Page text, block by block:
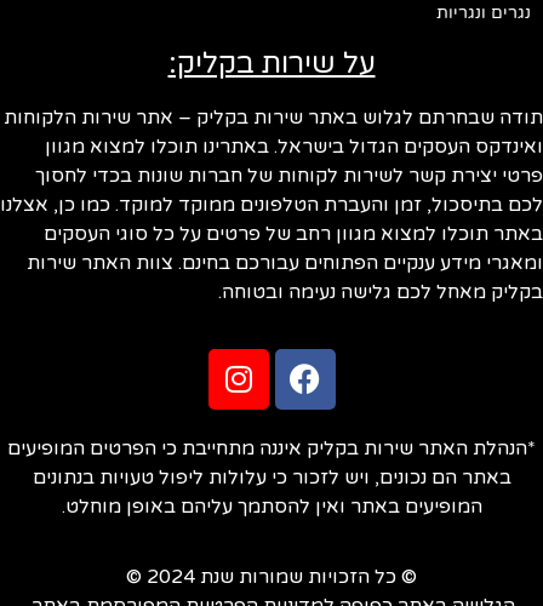
נגרים ונגריות
על שירות בקליק:
שבחרתם לגלוש באתר שירות בקליק – אתר שירות הלקוחות
העסקים הגדול בישראל. באתרינו תוכלו למצוא מגוון
יצירת קשר לשירות לקוחות של חברות שונות בכדי לחסוך
בתיסכול, זמן והעברת הטלפונים ממוקד למוקד. כמו כן, אצלנו
תוכלו למצוא מגוון רחב של פרטים על כל סוגי העסקים
מידע ענקיים הפתוחים עבורכם בחינם. צוות האתר שירות
מאחל לכם גלישה נעימה ובטוחה.
האתר שירות בקליק איננה מתחייבת כי הפרטים המופיעים
באתר הם נכונים, ויש לזכור כי עלולות ליפול טעויות בנתונים
המופיעים באתר ואין להסתמך עליהם באופן מוחלט.
© כל הזכויות שמורות שנת 2024 ©